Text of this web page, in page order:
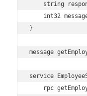
string
int32
}
message
service
rpc